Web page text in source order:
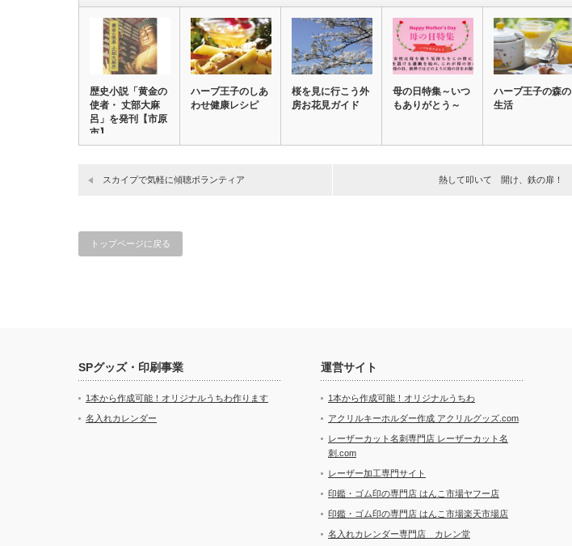
歴史小説「黄金の
使者・ 丈部大麻
呂」を発刊【市原
市】
ハーブ王子のしあ
わせ健康レシピ
桜を見に行こう外
房お花見ガイド
母の日特集～いつ
もありがとう～
ハーブ王子の森の
生活
スカイプで気軽に傾聴ボランティア 熱して叩いて 開け、鉄の扉！
トップページに戻る
SPグッズ・印刷事業
1本から作成可能！オリジナルうちわ作ります
名入れカレンダー
運営サイト
1本から作成可能！オリジナルうちわ
アクリルキーホルダー作成 アクリルグッズ.com
レーザーカット名刺専門店 レーザーカット名
刺.com
レーザー加工専門サイト
印鑑・ゴム印の専門店 はんこ市場ヤフー店
印鑑・ゴム印の専門店 はんこ市場楽天市場店
名入れカレンダー専門店 カレン堂